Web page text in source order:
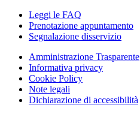
Leggi le FAQ
Prenotazione appuntamento
Segnalazione disservizio
Amministrazione Trasparente
Informativa privacy
Cookie Policy
Note legali
Dichiarazione di accessibilità